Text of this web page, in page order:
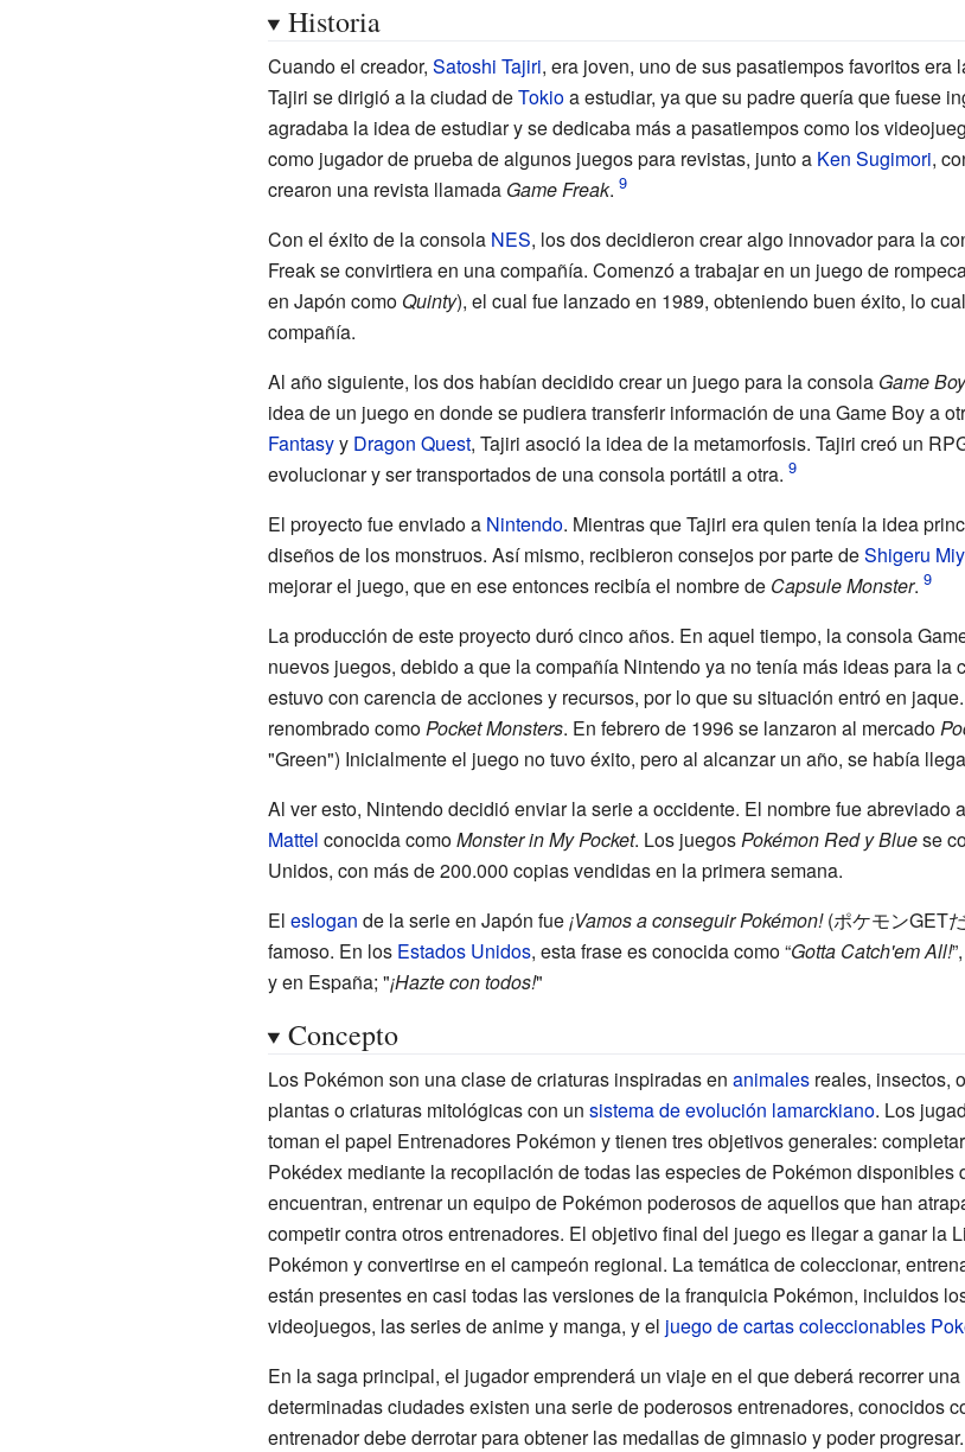
Historia
Cuando el creador, Satoshi Tajiri, era joven, uno de sus pasatiempos favoritos
Tajiri se dirigió a la ciudad deTokioa estudiar, ya que su padre quería que fuese
agradaba la idea de estudiar y se dedicaba más a pasatiempos como los
como jugador de prueba de algunos juegos para revistas, junto a Ken Sugimori,
crearon una revista llamada Game Freak.
Con el éxito de la consola NES, los dos decidieron crear algo innovador para la
Freak se convirtiera en una compañía. Comenzó a trabajar en un juego de
en Japón como Quinty), el cual fue lanzado en 1989, obteniendo buen éxito, lo
compañía.
Al año siguiente, los dos habían decidido crear un juego para la consola Game Boy
idea de un juego en donde se pudiera transferir información de una Game Boy a
Fantasyy Dragon Quest, Tajiri asoció la idea de la metamorfosis. Tajiri creó un
evolucionar y ser transportados de una consola portátil a otra.
El proyecto fue enviado a Nintendo. Mientras que Tajiri era quien tenía la idea
diseños de los monstruos. Así mismo, recibieron consejos por parte deShigeru
mejorar el juego, que en ese entonces recibía el nombre de Capsule Monster.
La producción de este proyecto duró cinco años. En aquel tiempo, la consola
nuevos juegos, debido a que la compañía Nintendo ya no tenía más ideas para la
estuvo con carencia de acciones y recursos, por lo que su situación entró en
renombrado como Pocket Monsters. En febrero de 1996 se lanzaron al mercado
"Green") Inicialmente el juego no tuvo éxito, pero al alcanzar un año, se había
Al ver esto, Nintendo decidió enviar la serie a occidente. El nombre fue abreviado a
Mattel conocida comoMonster in My Pocket. Los juegos Pokémon Red y Bluese
Unidos, con más de 200.000 copias vendidas en la primera semana.
El eslogan de la serie en Japón fue ¡Vamos a conseguir Pokémon!(ポケモンGET
famoso. En los Estados Unidos, esta frase es conocida como “Gotta Catch'em All!
y en España; "¡Hazte con todos!"
Concepto
Los Pokémon son una clase de criaturas inspiradas en animalesreales, insectos,
plantas o criaturas mitológicas con un sistema de evolución lamarckiano. Los
toman el papel Entrenadores Pokémon y tienen tres objetivos generales:
Pokédex mediante la recopilación de todas las especies de Pokémon disponibles
encuentran, entrenar un equipo de Pokémon poderosos de aquellos que han
competir contra otros entrenadores. El objetivo final del juego es llegar a ganar la
Pokémon y convertirse en el campeón regional. La temática de coleccionar,
están presentes en casi todas las versiones de la franquicia Pokémon, incluidos
videojuegos, las series de anime y manga, y el juego de cartas coleccionables
En la saga principal, el jugador emprenderá un viaje en el que deberá recorrer
determinadas ciudades existen una serie de poderosos entrenadores, conocidos
entrenador debe derrotar para obtener las medallas de gimnasio y poder